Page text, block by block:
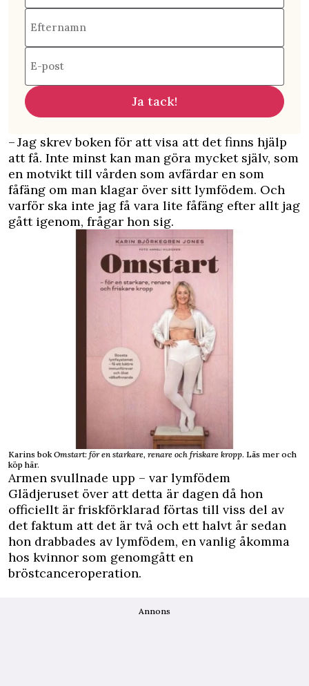
Efternamn
E-post
Ja tack!
– Jag skrev boken för att visa att det finns hjälp
att få. Inte minst kan man göra mycket själv, som
en motvikt till vården som avfärdar en som
fåfäng om man klagar över sitt lymfödem. Och
varför ska inte jag få vara lite fåfäng efter allt jag
gått igenom, frågar hon sig.
Karins bokOmstart: för en starkare, renare och friskare kropp. Läs mer och
köp här.
Armen svullnade upp – var lymfödem
Glädjeruset över att detta är dagen då hon
officiellt är friskförklarad förtas till viss del av
det faktum att det är två och ett halvt år sedan
hon drabbades av lymfödem, en vanlig åkomma
hos kvinnor som genomgått en
bröstcanceroperation.
Annons